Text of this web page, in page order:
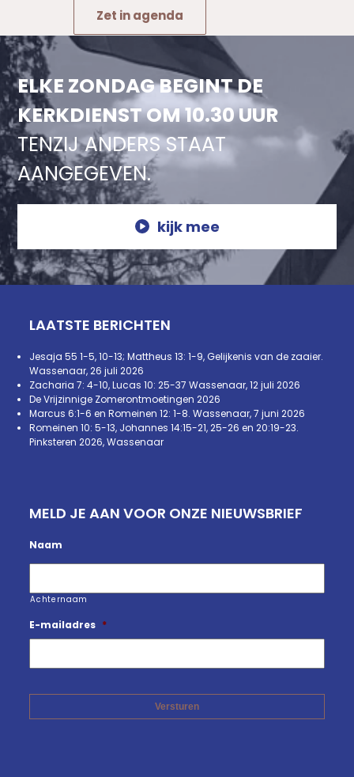
Zet in agenda
ELKE ZONDAG BEGINT DE
KERKDIENST OM 10.30 UUR
TENZIJ ANDERS STAAT
AANGEGEVEN.
kijk mee
LAATSTE BERICHTEN
Jesaja 55 1-5, 10-13; Mattheus 13: 1-9, Gelijkenis van de zaaier.
Wassenaar, 26 juli 2026
Zacharia 7: 4-10, Lucas 10: 25-37 Wassenaar, 12 juli 2026
De Vrijzinnige Zomerontmoetingen 2026
Marcus 6:1-6 en Romeinen 12: 1-8. Wassenaar, 7 juni 2026
Romeinen 10: 5-13, Johannes 14:15-21, 25-26 en 20:19-23.
Pinksteren 2026, Wassenaar
MELD JE AAN VOOR ONZE NIEUWSBRIEF
Naam
Achternaam
E-mailadres *